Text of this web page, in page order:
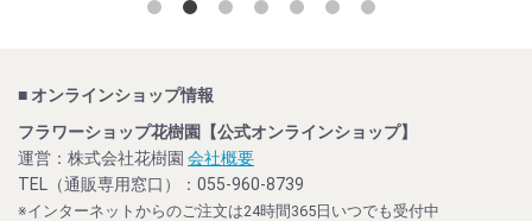
■ オンラインショップ情報
フラワーショップ花樹園【公式オンラインショップ】
運営：株式会社花樹園 会社概要
TEL（通販専用窓口）：055-960-8739
※インターネットからのご注文は24時間365日いつでも受付中